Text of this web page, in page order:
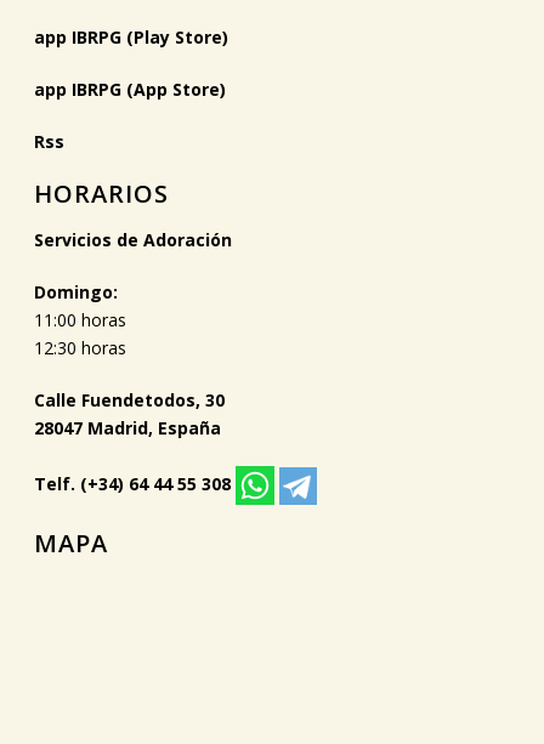
app IBRPG (Play Store)
app IBRPG (App Store)
Rss
HORARIOS
Servicios de Adoración
Domingo:
11:00 horas
12:30 horas
Calle Fuendetodos, 30
28047 Madrid, España
Telf. (+34) 64 44 55 308
MAPA